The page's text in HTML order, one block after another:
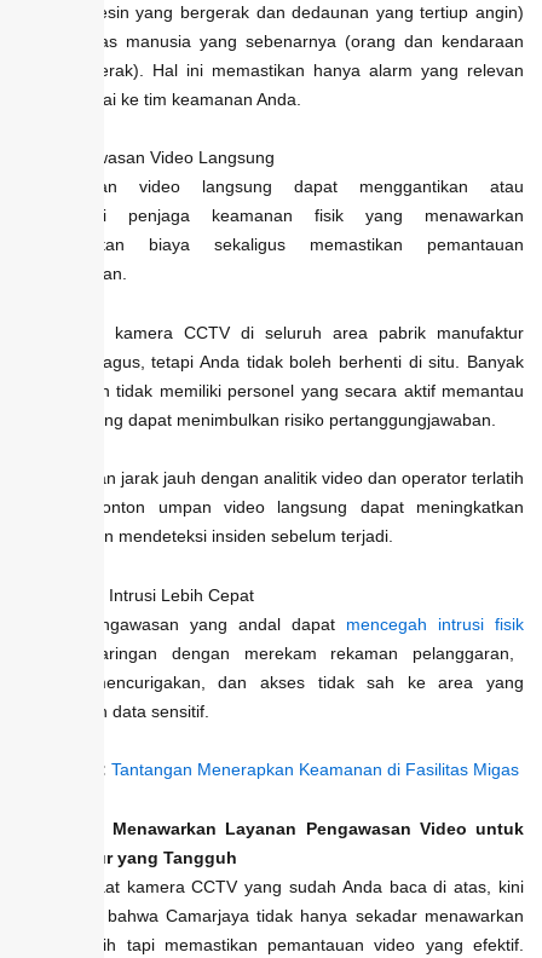
(seperti mesin yang bergerak dan dedaunan yang tertiup angin)
dan aktivitas manusia yang sebenarnya (orang dan kendaraan
yang bergerak). Hal ini memastikan hanya alarm yang relevan
yang sampai ke tim keamanan Anda.
11. Pengawasan Video Langsung
Pengawasan video langsung dapat menggantikan atau
melengkapi penjaga keamanan fisik yang menawarkan
penghematan biaya sekaligus memastikan pemantauan
berkelanjutan.
Memasang kamera CCTV di seluruh area pabrik manufaktur
memang bagus, tetapi Anda tidak boleh berhenti di situ. Banyak
perusahaan tidak memiliki personel yang secara aktif memantau
kamera, yang dapat menimbulkan risiko pertanggungjawaban.
Pemantauan jarak jauh dengan analitik video dan operator terlatih
yang menonton umpan video langsung dapat meningkatkan
kemampuan mendeteksi insiden sebelum terjadi.
12. Deteksi Intrusi Lebih Cepat
Sistem pengawasan yang andal dapat mencegah intrusi fisik
maupun jaringan dengan merekam rekaman pelanggaran,
perilaku mencurigakan, dan akses tidak sah ke area yang
menyimpan data sensitif.
Baca juga: Tantangan Menerapkan Keamanan di Fasilitas Migas
Camarjaya Menawarkan Layanan Pengawasan Video untuk
Manufaktur yang Tangguh
Dari manfaat kamera CCTV yang sudah Anda baca di atas, kini
Anda tahu bahwa Camarjaya tidak hanya sekadar menawarkan
alat canggih tapi memastikan pemantauan video yang efektif.